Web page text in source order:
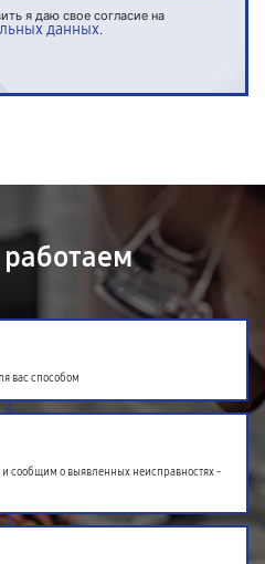
я даю свое согласие на
данных.
вас способом
сообщим о выявленных неисправностях -